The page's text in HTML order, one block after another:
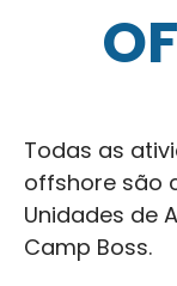
Todas as
offshore são
Unidades de
Camp Boss.